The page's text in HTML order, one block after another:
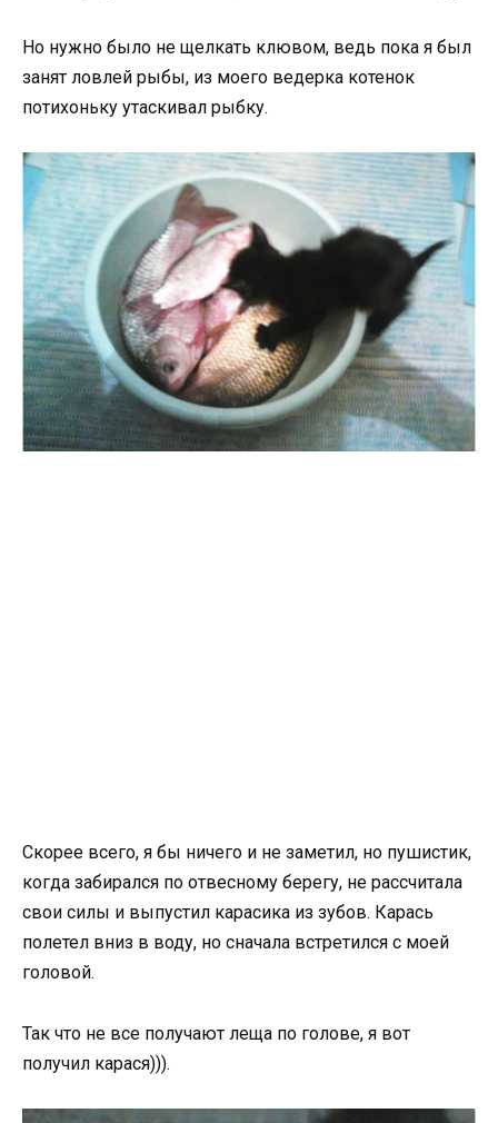
Но нужно было не щелкать клювом, ведь пока я был
занят ловлей рыбы, из моего ведерка котенок
потихоньку утаскивал рыбку.
Скорее всего, я бы ничего и не заметил, но пушистик,
когда забирался по отвесному берегу, не рассчитала
свои силы и выпустил карасика из зубов. Карась
полетел вниз в воду, но сначала встретился с моей
головой.
Так что не все получают леща по голове, я вот
получил карася))).